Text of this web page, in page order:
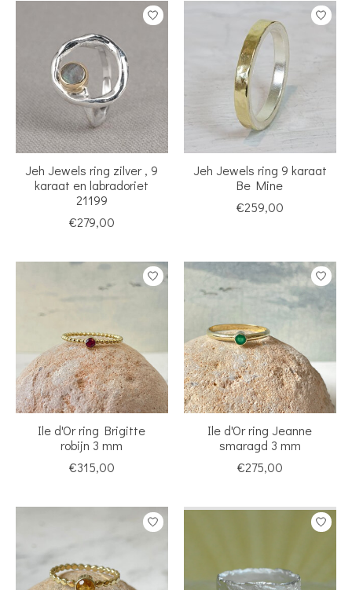
Jeh Jewels ring zilver , 9
karaat en labradoriet
21199
€279,00
Jeh Jewels ring 9 karaat
Be Mine
€259,00
Ile d'Or ring Brigitte
robijn 3 mm
€315,00
Ile d'Or ring Jeanne
smaragd 3 mm
€275,00